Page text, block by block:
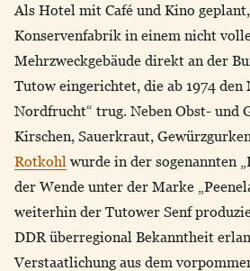
Als Hotel mit Café und Kino
Konservenfabrik in einem nicht
Mehrzweckgebäude direkt an der
Tutow eingerichtet, die ab 1974 den
Nordfrucht“ trug. Neben Obst- und
Kirschen, Sauerkraut,
Rotkohl wurde in der sogenannten
der Wende unter der Marke
weiterhin der Tutower Senf
DDR überregional Bekanntheit
Verstaatlichung aus dem